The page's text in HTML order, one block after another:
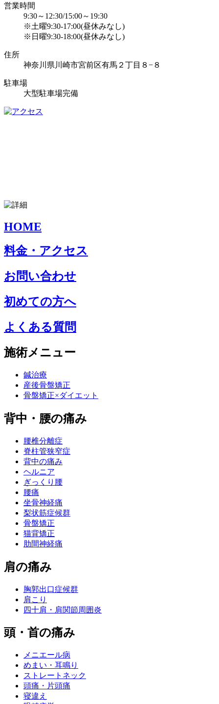
営業時間
9:30～12:30/15:00～19:30
※土曜9:30-17:00(昼休みなし)
※日曜9:30-18:00(昼休みなし)
住所
神奈川県川崎市宮前区有馬２丁目８−８
駐車場
大型駐車場完備
HOME
料金・アクセス
お問い合わせ
初めての方へ
よくある質問
施術メニュー
鍼治療
産後骨盤矯正
骨盤矯正×ダイエット
背中・腰の痛み
腰椎分離症
脊柱管狭窄症
背中の痛み
ヘルニア
ぎっくり腰
腰痛
坐骨神経痛
梨状筋症候群
骨盤矯正
猫背矯正
肋間神経痛
肩の痛み
胸郭出口症候群
肩こり
四十肩・肩関節周囲炎
頭・首の痛み
メニエール病
めまい・耳鳴り
ストレートネック
頭痛・片頭痛
寝違え